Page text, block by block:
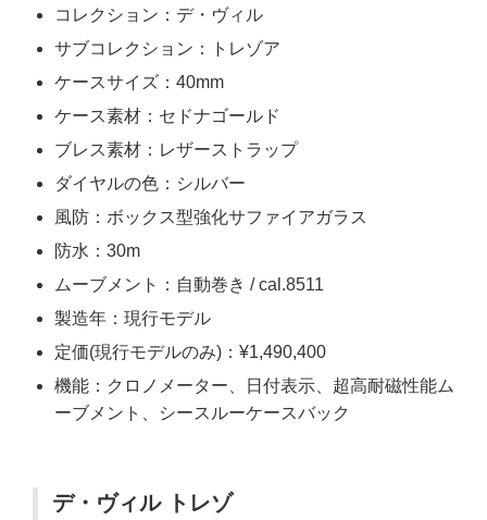
コレクション：デ・ヴィル
サブコレクション：トレゾア
ケースサイズ：40mm
ケース素材：セドナゴールド
ブレス素材：レザーストラップ
ダイヤルの色：シルバー
風防：ボックス型強化サファイアガラス
防水：30m
ムーブメント：自動巻き / cal.8511
製造年：現行モデル
定価(現行モデルのみ)：¥1,490,400
機能：クロノメーター、日付表示、超高耐磁性能ム
ーブメント、シースルーケースバック
デ・ヴィル トレゾ